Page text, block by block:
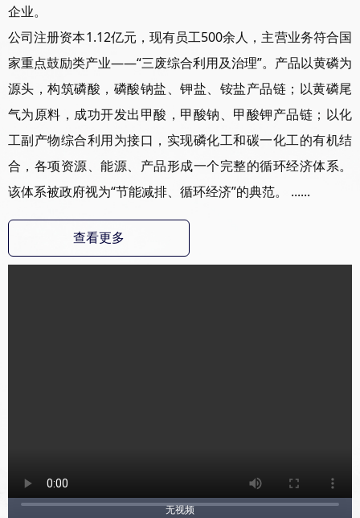
企业。
公司注册资本1.12亿元，现有员工500余人，主营业务符合国
家重点鼓励类产业——“三废综合利用及治理”。产品以黄磷为
源头，构筑磷酸，磷酸钠盐、钾盐、铵盐产品链；以黄磷尾
气为原料，成功开发出甲酸，甲酸钠、甲酸钾产品链；以化
工副产物综合利用为接口，实现磷化工和碳一化工的有机结
合，各项资源、能源、产品形成一个完整的循环经济体系。
该体系被政府视为“节能减排、循环经济”的典范。 ......
查看更多
无视频